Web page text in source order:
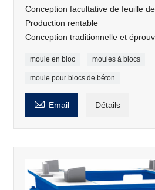
Conception facultative de feuille
Production rentable
Conception traditionnelle et
moule en bloc moules à blocs
moule pour blocs de béton
 Email Détails